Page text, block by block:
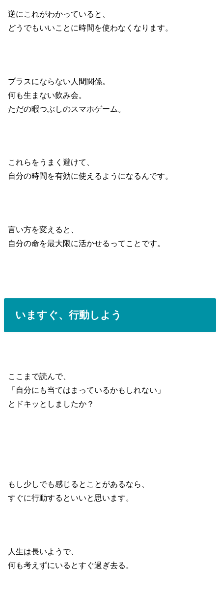
逆にこれがわかっていると、
どうでもいいことに時間を使わなくなります。
プラスにならない人間関係。
何も生まない飲み会。
ただの暇つぶしのスマホゲーム。
これらをうまく避けて、
自分の時間を有効に使えるようになるんです。
言い方を変えると、
自分の命を最大限に活かせるってことです。
いますぐ、行動しよう
ここまで読んで、
「自分にも当てはまっているかもしれない」
とドキッとしましたか？
もし少しでも感じるとことがあるなら、
すぐに行動するといいと思います。
人生は長いようで、
何も考えずにいるとすぐ過ぎ去る。